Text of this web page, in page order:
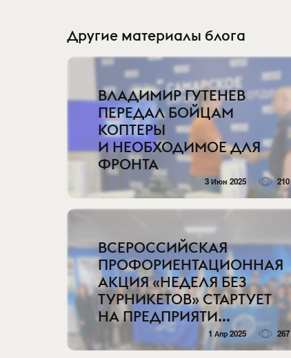
Другие материалы блога
ВЛАДИМИР ГУТЕНЕВ
ПЕРЕДАЛ БОЙЦАМ
КОПТЕРЫ
И НЕОБХОДИМОЕ ДЛЯ
ФРОНТА
3 Июн 2025 210
ВСЕРОССИЙСКАЯ
ПРОФОРИЕНТАЦИОННАЯ
АКЦИЯ «НЕДЕЛЯ БЕЗ
ТУРНИКЕТОВ» СТАРТУЕТ
НА ПРЕДПРИЯТИ...
1 Апр 2025 267